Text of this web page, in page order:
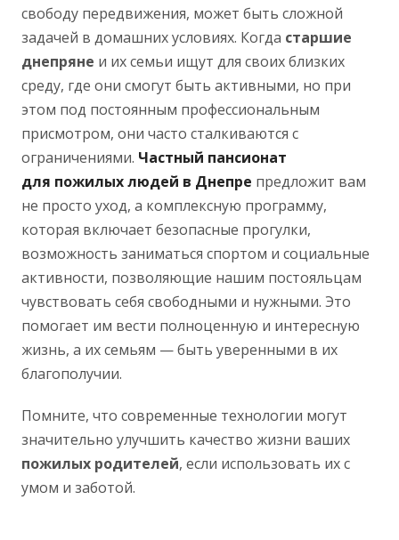
свободу передвижения, может быть сложной
задачей в домашних условиях. Когда старшие
днепряне и их семьи ищут для своих близких
среду, где они смогут быть активными, но при
этом под постоянным профессиональным
присмотром, они часто сталкиваются с
ограничениями. Частный пансионат
для пожилых людей в Днепре предложит вам
не просто уход, а комплексную программу,
которая включает безопасные прогулки,
возможность заниматься спортом и социальные
активности, позволяющие нашим постояльцам
чувствовать себя свободными и нужными. Это
помогает им вести полноценную и интересную
жизнь, а их семьям — быть уверенными в их
благополучии.
Помните, что современные технологии могут
значительно улучшить качество жизни ваших
пожилых родителей, если использовать их с
умом и заботой.